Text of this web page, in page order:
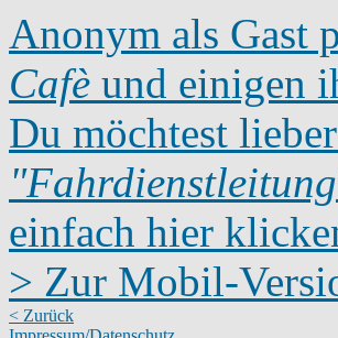
Anonym als Gast
Cafè und einigen
Du möchtest
einfach hier
> Zur Mobil-
< Zurück